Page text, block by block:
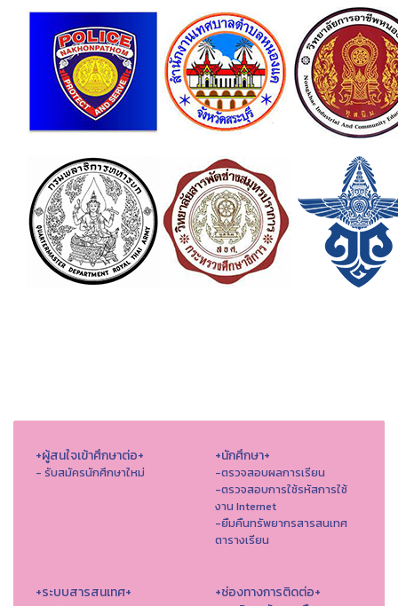
+ผู้สนใจเข้าศึกษาต่อ+
- รับสมัครนักศึกษาใหม่
+นักศึกษา+
-ตรวจสอบผลการเรียน
-ตรวจสอบการใช้รหัสการใช้
งาน Internet
-ยืมคืนทรัพยากรสารสนเทศ
ตารางเรียน
+ระบบสารสนเทศ+ +ช่องทางการติดต่อ+